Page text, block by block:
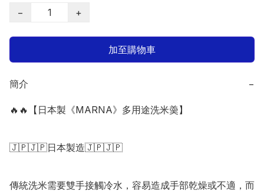
−
+
加至購物車
簡介 −
🔥🔥【日本製《MARNA》多用途洗米羮】
🇯🇵🇯🇵日本製造🇯🇵🇯🇵
傳統洗米需要雙手接觸冷水，容易造成手部乾燥或不適，而